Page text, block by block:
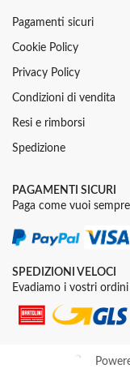
Pagamenti sicuri
Cookie Policy
Privacy Policy
Condizioni di vendita
Resi e rimborsi
Spedizione
PAGAMENTI SICURI
Paga come vuoi
SPEDIZIONI VELOCI
Evadiamo i vostri